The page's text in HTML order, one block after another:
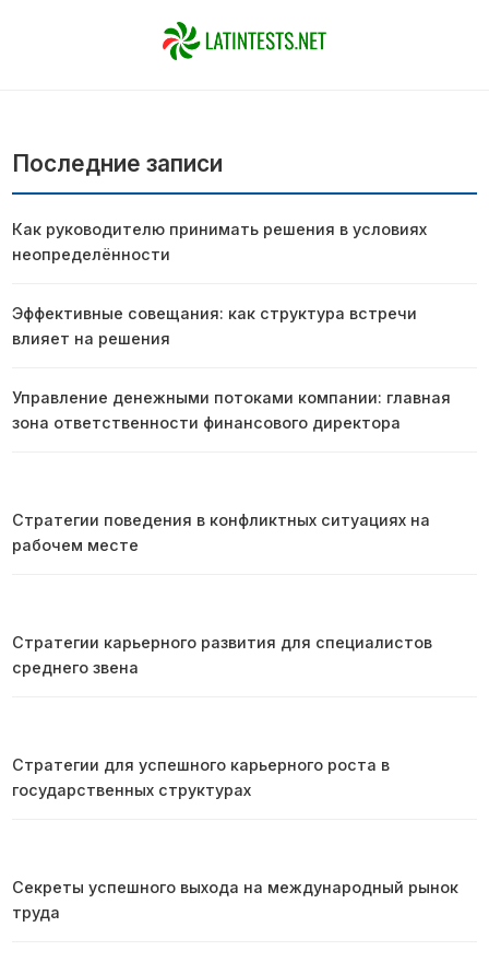
Последние записи
Как руководителю принимать решения в условиях
неопределённости
Эффективные совещания: как структура встречи
влияет на решения
Управление денежными потоками компании: главная
зона ответственности финансового директора
Стратегии поведения в конфликтных ситуациях на
рабочем месте
Стратегии карьерного развития для специалистов
среднего звена
Стратегии для успешного карьерного роста в
государственных структурах
Секреты успешного выхода на международный рынок
труда